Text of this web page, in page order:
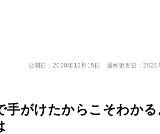
手がけたからこそわかる
公開日：2020年12月15日 最終更新日：2021